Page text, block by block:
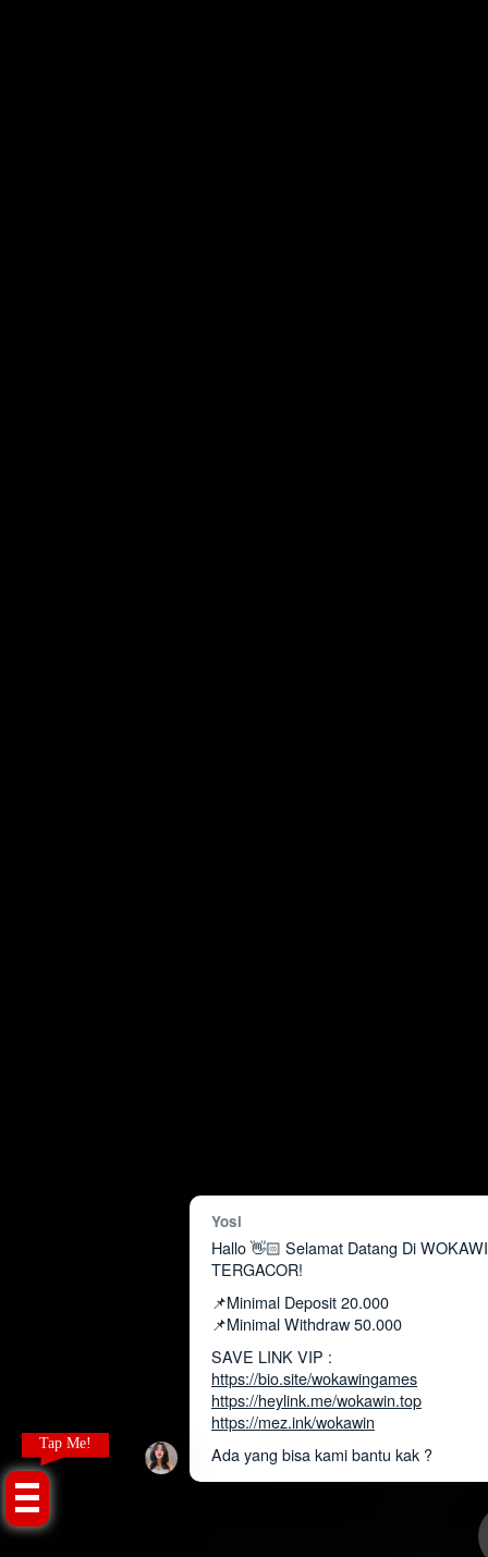
Tap Me!
Yosi
Hallo 👋🏻 Selamat Datang Di
TERGACOR!
📌Minimal Deposit 20.000
📌Minimal Withdraw 50.000
SAVE LINK VIP :
https://bio.site/wokawingames
https://heylink.me/wokawin.top
https://mez.ink/wokawin
Ada yang bisa kami bantu kak ?